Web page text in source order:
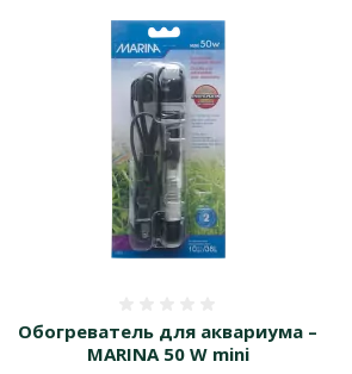
Обогреватель для аквариума –
MARINA 50 W mini